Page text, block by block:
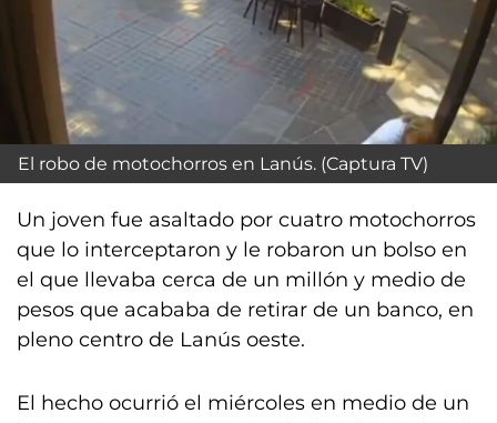
El robo de motochorros en Lanús. (Captura TV)
Un joven fue asaltado por cuatro motochorros
que lo interceptaron y le robaron un bolso en
el que llevaba cerca de un millón y medio de
pesos que acababa de retirar de un banco, en
pleno centro de Lanús oeste.
El hecho ocurrió el miércoles en medio de un